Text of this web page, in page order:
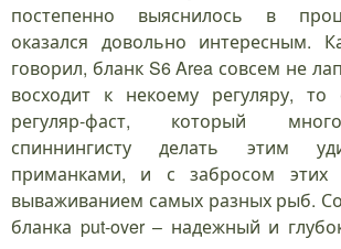
постепенно выяснилось в
оказался довольно интересным.
говорил, бланк S6 Area совсем не
восходит к некоему регуляру, то
регуляр-фаст, который
спиннингисту делать этим
приманками, и с забросом
вываживанием самых разных рыб.
бланка put-over – надежный и